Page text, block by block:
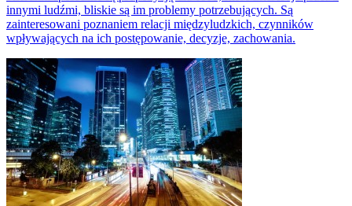
innymi ludźmi, bliskie są im problemy potrzebujących. Są
zainteresowani poznaniem relacji międzyludzkich, czynników
wpływających na ich postępowanie, decyzje, zachowania.